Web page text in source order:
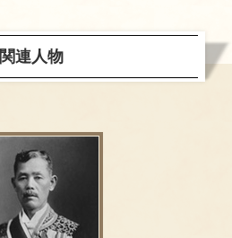
関連人物